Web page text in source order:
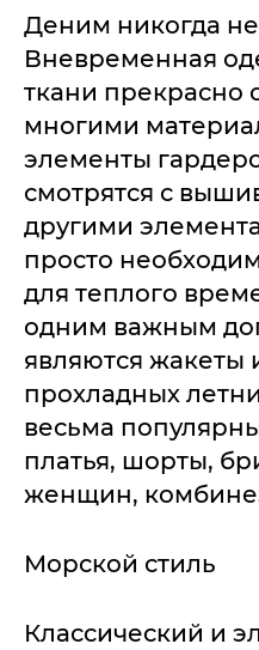
Деним никогда
Вневременная
ткани прекрасно
многими
элементы
смотрятся с
другими
просто
для теплого
одним важным
являются жакеты
прохладных
весьма
платья, шорты,
женщин,
Морской стиль
Классический и